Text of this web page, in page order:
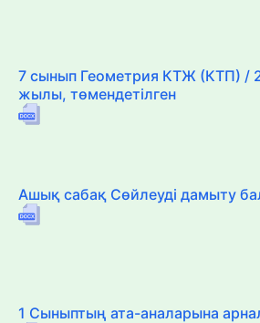
7 сынып Геометрия КТЖ (КТП) /
жылы, төмендетілген
Ашық сабақ Сөйлеуді дамыту
1 Сыныптың ата-аналарына